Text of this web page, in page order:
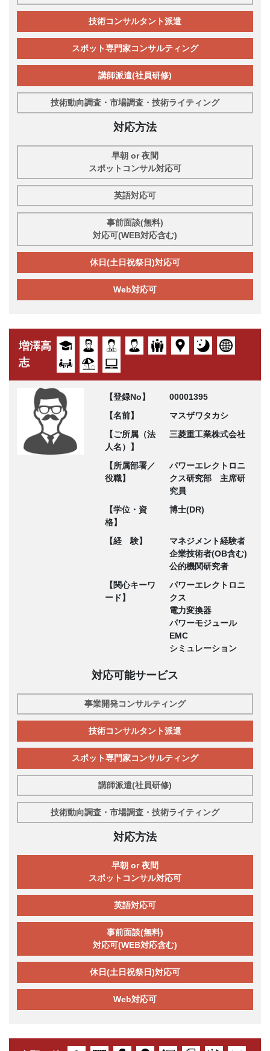
技術コンサルタント派遣
スポット専門家コンサルティング
講師派遣(社員研修)
技術動向調査・市場調査・技術ライティング
対応方法
早朝 or 夜間
スポットコンサル対応可
英語対応可
事前面談(無料)
対応可(WEB対応含む)
休日(土日祝祭日)対応可
Web対応可
増澤高
志
【登録No】
00001395
【名前】
マスザワタカシ
【ご所属（法
人名）】
三菱重工業株式会社
【所属部署／
役職】
パワーエレクトロニ
クス研究部 主席研
究員
【学位・資
格】
博士(DR)
【経 験】
マネジメント経験者
企業技術者(OB含む)
公的機関研究者
【関心キーワ
ード】
パワーエレクトロニ
クス
電力変換器
パワーモジュール
EMC
シミュレーション
対応可能サービス
事業開発コンサルティング
技術コンサルタント派遣
スポット専門家コンサルティング
講師派遣(社員研修)
技術動向調査・市場調査・技術ライティング
対応方法
早朝 or 夜間
スポットコンサル対応可
英語対応可
事前面談(無料)
対応可(WEB対応含む)
休日(土日祝祭日)対応可
Web対応可